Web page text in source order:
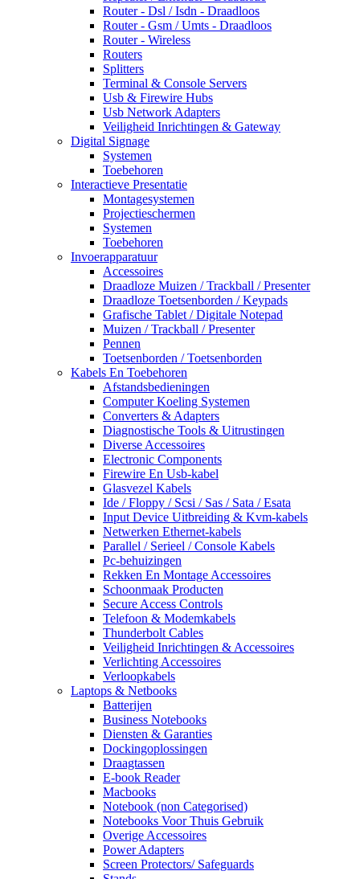
Router - Dsl / Isdn - Draadloos
Router - Gsm / Umts - Draadloos
Router - Wireless
Routers
Splitters
Terminal & Console Servers
Usb & Firewire Hubs
Usb Network Adapters
Veiligheid Inrichtingen & Gateway
Digital Signage
Systemen
Toebehoren
Interactieve Presentatie
Montagesystemen
Projectieschermen
Systemen
Toebehoren
Invoerapparatuur
Accessoires
Draadloze Muizen / Trackball / Presenter
Draadloze Toetsenborden / Keypads
Grafische Tablet / Digitale Notepad
Muizen / Trackball / Presenter
Pennen
Toetsenborden / Toetsenborden
Kabels En Toebehoren
Afstandsbedieningen
Computer Koeling Systemen
Converters & Adapters
Diagnostische Tools & Uitrustingen
Diverse Accessoires
Electronic Components
Firewire En Usb-kabel
Glasvezel Kabels
Ide / Floppy / Scsi / Sas / Sata / Esata
Input Device Uitbreiding & Kvm-kabels
Netwerken Ethernet-kabels
Parallel / Serieel / Console Kabels
Pc-behuizingen
Rekken En Montage Accessoires
Schoonmaak Producten
Secure Access Controls
Telefoon & Modemkabels
Thunderbolt Cables
Veiligheid Inrichtingen & Accessoires
Verlichting Accessoires
Verloopkabels
Laptops & Netbooks
Batterijen
Business Notebooks
Diensten & Garanties
Dockingoplossingen
Draagtassen
E-book Reader
Macbooks
Notebook (non Categorised)
Notebooks Voor Thuis Gebruik
Overige Accessoires
Power Adapters
Screen Protectors/ Safeguards